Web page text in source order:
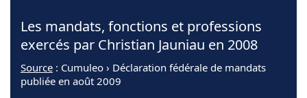
Les mandats, fonctions et professions
exercés par Christian Jauniau en 2008
Source : Cumuleo › Déclaration fédérale de mandats
publiée en août 2009